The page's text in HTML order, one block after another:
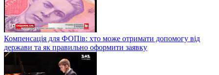
Компенсація для ФОПів: хто може отримати допомогу від
держави та як правильно оформити заявку